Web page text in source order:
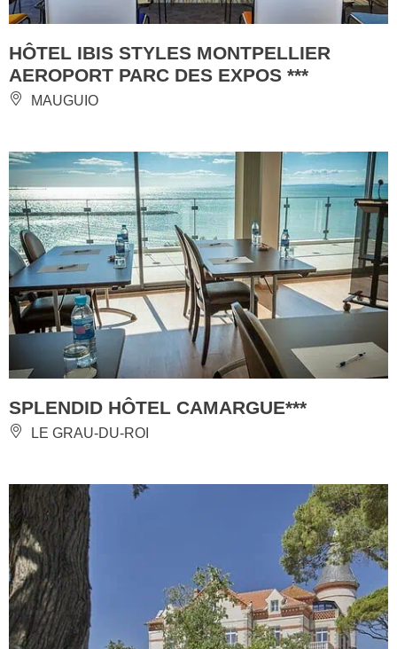
HÔTEL IBIS STYLES MONTPELLIER
AEROPORT PARC DES EXPOS ***
MAUGUIO
SPLENDID HÔTEL CAMARGUE***
LE GRAU-DU-ROI